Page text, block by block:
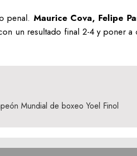
penal. Maurice Cova, Felipe
un resultado final 2-4 y poner a
Mundial de boxeo Yoel Finol